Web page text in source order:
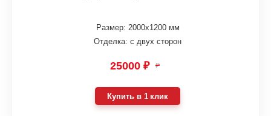
Размер: 2000х1200 мм
Отделка: с двух сторон
25000 ₽ ₽
Купить в 1 клик